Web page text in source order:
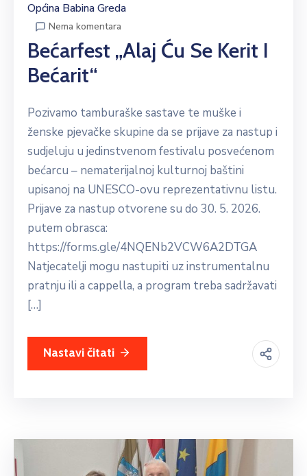
Općina Babina Greda
Nema komentara
Bećarfest „Alaj Ću Se Kerit I
Bećarit“
Pozivamo tamburaške sastave te muške i
ženske pjevačke skupine da se prijave za nastup i
sudjeluju u jedinstvenom festivalu posvećenom
bećarcu – nematerijalnoj kulturnoj baštini
upisanoj na UNESCO-ovu reprezentativnu listu.
Prijave za nastup otvorene su do 30. 5. 2026.
putem obrasca:
https://forms.gle/4NQENb2VCW6A2DTGA
Natjecatelji mogu nastupiti uz instrumentalnu
pratnju ili a cappella, a program treba sadržavati
[…]
Nastavi čitati